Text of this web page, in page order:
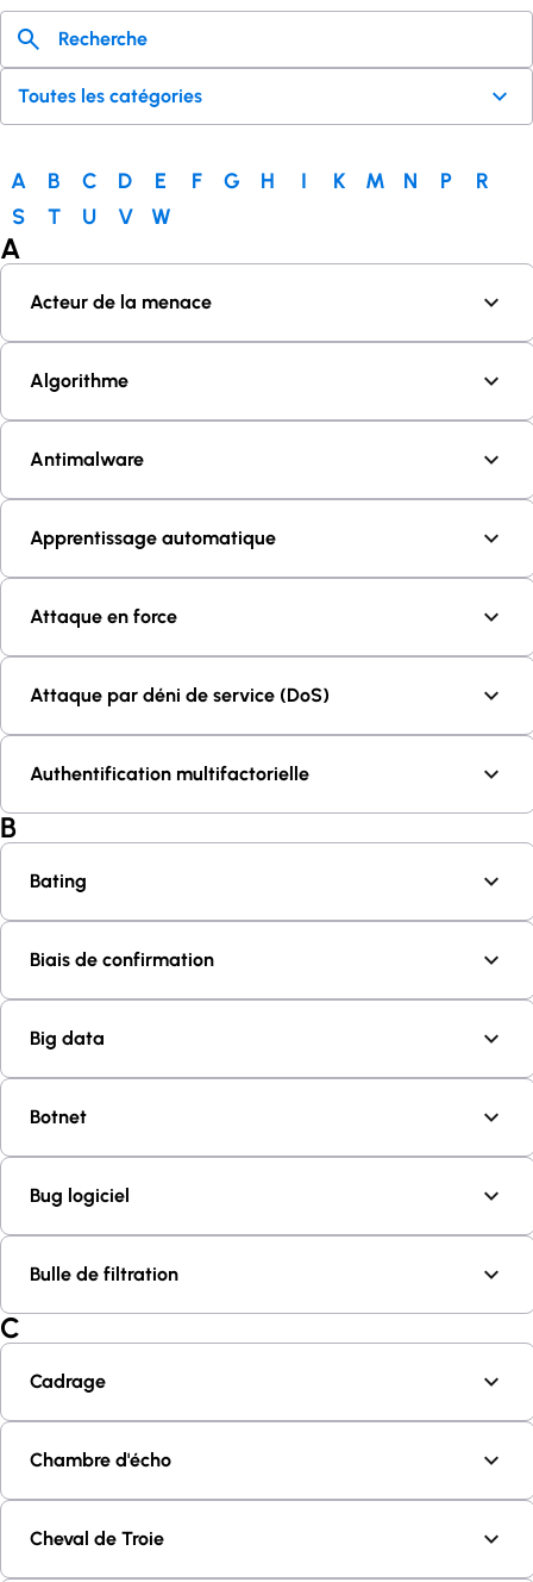
A B C D E F G H I K M N P
R
S
T U V W
A
Acteur de la menace
Algorithme
Antimalware
Apprentissage automatique
Attaque en force
Attaque par déni de service (DoS)
Authentification multifactorielle
B
Bating
Biais de confirmation
Big data
Botnet
Bug logiciel
Bulle de filtration
C
Cadrage
Chambre d'écho
Cheval de Troie